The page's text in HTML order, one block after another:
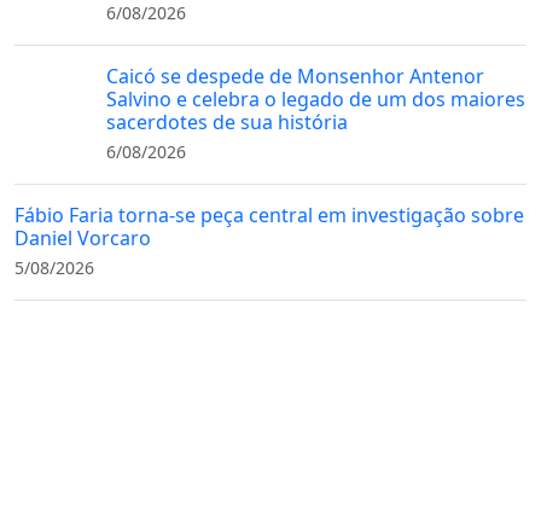
6/08/2026
Caicó se despede de Monsenhor Antenor
Salvino e celebra o legado de um dos maiores
sacerdotes de sua história
6/08/2026
Fábio Faria torna-se peça central em investigação sobre
Daniel Vorcaro
5/08/2026